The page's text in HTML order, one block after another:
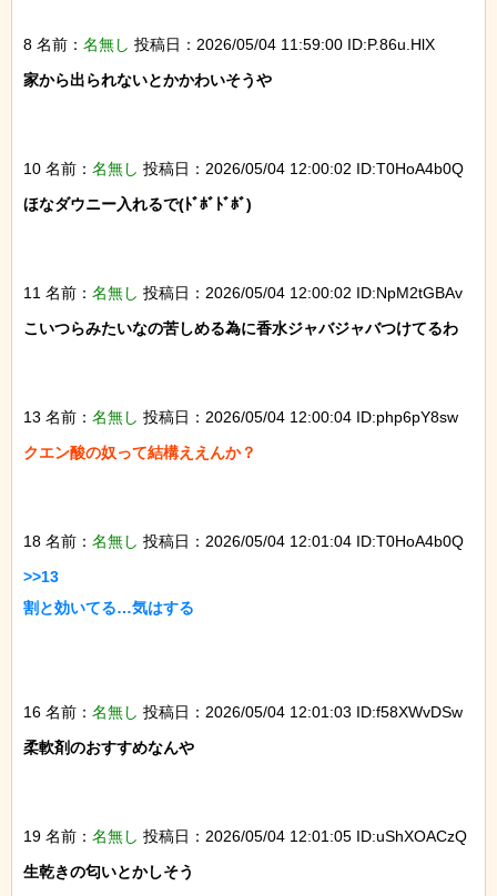
8 名前： 名無し 投稿日：2026/05/04 11:59:00 ID:P.86u.HlX
家から出られないとかかわいそうや
10 名前： 名無し 投稿日：2026/05/04 12:00:02 ID:T0HoA4b0Q
ほなダウニー入れるで(ﾄﾞﾎﾞﾄﾞﾎﾞ)
11 名前： 名無し 投稿日：2026/05/04 12:00:02 ID:NpM2tGBAv
こいつらみたいなの苦しめる為に香水ジャバジャバつけてるわ
13 名前： 名無し 投稿日：2026/05/04 12:00:04 ID:php6pY8sw
クエン酸の奴って結構ええんか？
18 名前： 名無し 投稿日：2026/05/04 12:01:04 ID:T0HoA4b0Q
>>13
割と効いてる…気はする
16 名前： 名無し 投稿日：2026/05/04 12:01:03 ID:f58XWvDSw
柔軟剤のおすすめなんや
19 名前： 名無し 投稿日：2026/05/04 12:01:05 ID:uShXOACzQ
生乾きの匂いとかしそう